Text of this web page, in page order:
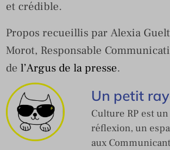
et crédible.
Propos recueillis par Alexia
Morot, Responsable
de l’Argus de la presse.
Un petit
Culture RP est
réflexion, un
aux